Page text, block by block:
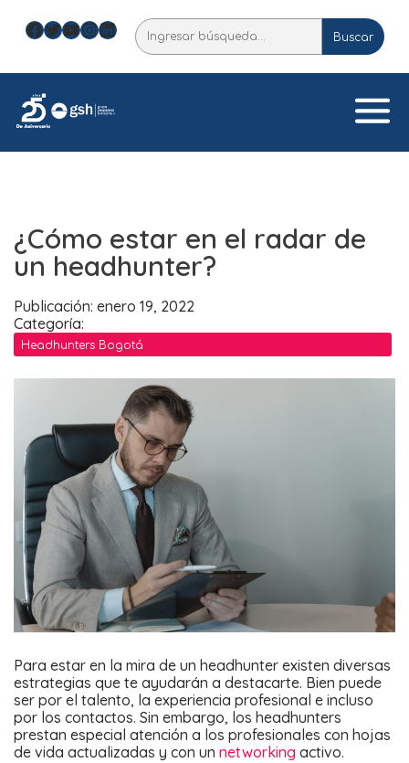
Facebook
Twitter
YouTube
Instagram
LinkedIn
Buscar
Buscar
¿Cómo estar en el radar de
un headhunter?
Publicación: enero 19, 2022
Categoría:
Headhunters Bogotá
Para estar en la mira de un headhunter existen diversas
estrategias que te ayudarán a destacarte. Bien puede
ser por el talento, la experiencia profesional e incluso
por los contactos. Sin embargo, los headhunters
prestan especial atención a los profesionales con hojas
de vida actualizadas y con un networking activo.